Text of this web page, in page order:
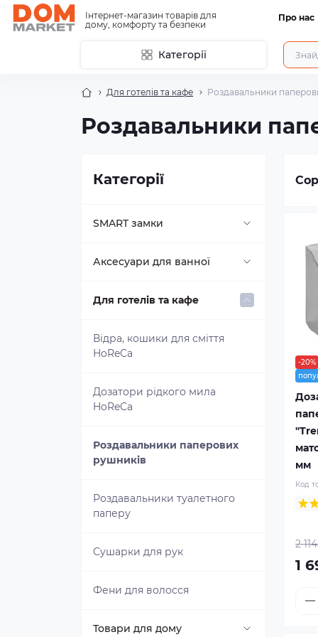
Інтернет-магазин товарів для
дому, комфорту та безпеки
Про нас
Категорії
Для готелів та кафе Роздавальники
Роздавальники
Категорії
SMART замки
Buonelle
Comit
Mottura B technology
Аксесуари для ванної
Вішалки, гачки для ванної
Дзеркала для ванної
Йоржик для унітазу — купити
силіконовий, настінний, з
Карнизи та штори для ванної
Килимки для ванної
Меблі для ванної
Для готелів та кафе
Відра, кошики для сміття
HoReCa
Дозатори рідкого мила
HoReCa
Роздавальники паперових
рушників
Роздавальники туалетного
паперу
Сушарки для рук
Фени для волосся
Товари для дому
-20%
мм
Код
2
1